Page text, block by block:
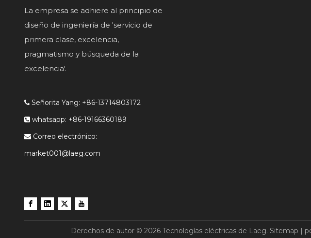
La empresa se adhiere al principio de
diseño de ingeniería de 'servicio de
primera clase, excelencia,
pragmatismo y búsqueda de la
excelencia'.
 Señorita Yang: +86-13714803172
 whatsapp: +86-19166360189
 Correo electrónico:
market001@laeg.com
Derechos de autor © 2026 Tecnologías eléctricas de Laeg. Sitemap |